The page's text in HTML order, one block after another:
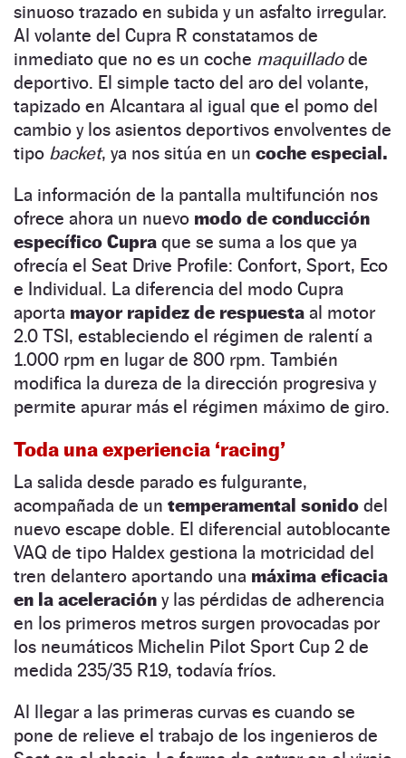
sinuoso trazado en subida y un asfalto irregular.
Al volante del Cupra R constatamos de
inmediato que no es un coche maquilladode
deportivo. El simple tacto del aro del volante,
tapizado en Alcantara al igual que el pomo del
cambio y los asientos deportivos envolventes de
tipo backet, ya nos sitúa en un coche especial.
La información de la pantalla multifunción nos
ofrece ahora un nuevo modo de conducción
específico Cupra que se suma a los que ya
ofrecía el Seat Drive Profile: Confort, Sport, Eco
e Individual. La diferencia del modo Cupra
aporta mayor rapidez de respuesta al motor
2.0 TSI, estableciendo el régimen de ralentí a
1.000 rpm en lugar de 800 rpm. También
modifica la dureza de la dirección progresiva y
permite apurar más el régimen máximo de giro.
Toda una experiencia ‘racing’
La salida desde parado es fulgurante,
acompañada de un temperamental sonido del
nuevo escape doble. El diferencial autoblocante
VAQ de tipo Haldex gestiona la motricidad del
tren delantero aportando una máxima eficacia
en la aceleración y las pérdidas de adherencia
en los primeros metros surgen provocadas por
los neumáticos Michelin Pilot Sport Cup 2 de
medida 235/35 R19, todavía fríos.
Al llegar a las primeras curvas es cuando se
pone de relieve el trabajo de los ingenieros de